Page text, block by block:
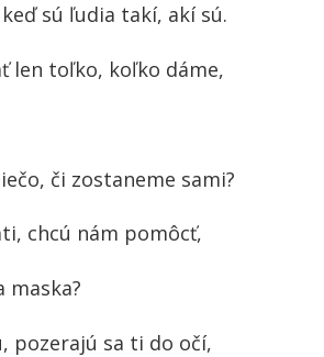
sú ľudia takí, akí sú.
len toľko, koľko dáme,
či zostaneme sami?
chcú nám pomôcť,
maska?
pozerajú sa ti do očí,